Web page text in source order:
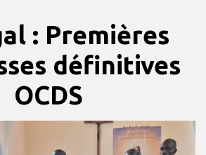
: Premières
définitives
OCDS